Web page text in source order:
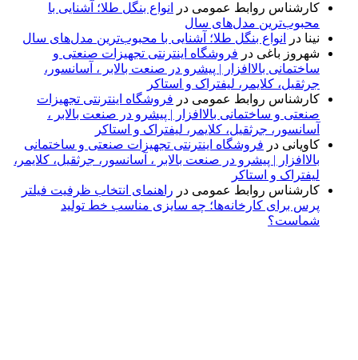
کارشناس روابط عمومی در
انواع بنگل طلا؛ آشنایی با
محبوب‌ترین مدل‌های سال
نینا در
انواع بنگل طلا؛ آشنایی با محبوب‌ترین مدل‌های سال
شهروز باغی در فروشگاه اینترنتی تجهیزات صنعتی و
ساختمانی بالاافزار | پیشرو در صنعت بالابر ، آسانسور،
جرثقیل، کلایمر، لیفتراک و استاکر
کارشناس روابط عمومی در فروشگاه اینترنتی تجهیزات
صنعتی و ساختمانی بالاافزار | پیشرو در صنعت بالابر ،
آسانسور، جرثقیل، کلایمر، لیفتراک و استاکر
کاویانی در فروشگاه اینترنتی تجهیزات صنعتی و ساختمانی
بالاافزار | پیشرو در صنعت بالابر ، آسانسور، جرثقیل، کلایمر،
لیفتراک و استاکر
کارشناس روابط عمومی در راهنمای انتخاب ظرفیت فیلتر
پرس برای کارخانه‌ها؛ چه سایزی مناسب خط تولید
شماست؟